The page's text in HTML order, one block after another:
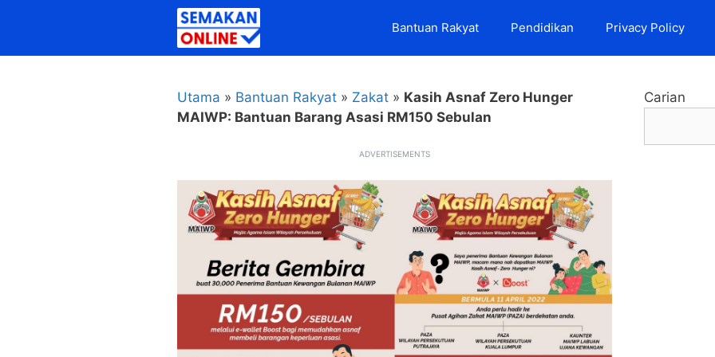
Bantuan Rakyat Pendidikan Privacy Policy
Utama » Bantuan Rakyat » Zakat » Kasih Asnaf Zero Hunger
MAIWP: Bantuan Barang Asasi RM150 Sebulan
ADVERTISEMENTS
Carian